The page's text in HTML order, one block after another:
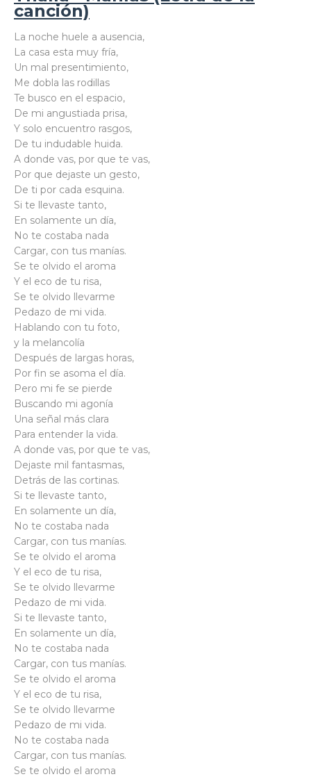
canción)
La noche huele a ausencia,
La casa esta muy fría,
Un mal presentimiento,
Me dobla las rodillas
Te busco en el espacio,
De mi angustiada prisa,
Y solo encuentro rasgos,
De tu indudable huida.
A donde vas, por que te vas,
Por que dejaste un gesto,
De ti por cada esquina.
Si te llevaste tanto,
En solamente un día,
No te costaba nada
Cargar, con tus manías.
Se te olvido el aroma
Y el eco de tu risa,
Se te olvido llevarme
Pedazo de mi vida.
Hablando con tu foto,
y la melancolía
Después de largas horas,
Por fin se asoma el día.
Pero mi fe se pierde
Buscando mi agonía
Una señal más clara
Para entender la vida.
A donde vas, por que te vas,
Dejaste mil fantasmas,
Detrás de las cortinas.
Si te llevaste tanto,
En solamente un día,
No te costaba nada
Cargar, con tus manías.
Se te olvido el aroma
Y el eco de tu risa,
Se te olvido llevarme
Pedazo de mi vida.
Si te llevaste tanto,
En solamente un día,
No te costaba nada
Cargar, con tus manías.
Se te olvido el aroma
Y el eco de tu risa,
Se te olvido llevarme
Pedazo de mi vida.
No te costaba nada
Cargar, con tus manías.
Se te olvido el aroma